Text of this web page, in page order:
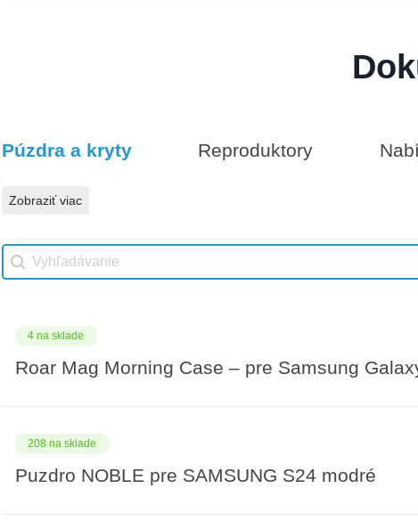
9 na sklade
Vhodné príslušenstvo
Púzdra a kryty Reproduktory
Zobraziť viac
Vhodné príslušenstvo search
Search content
4 na sklade
Roar Mag Morning Case – pre Samsung
208 na sklade
Puzdro NOBLE pre SAMSUNG S24 modré